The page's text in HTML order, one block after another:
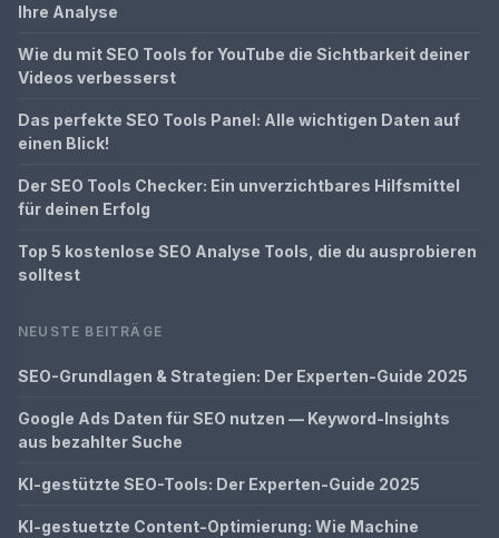
Ihre Analyse
Wie du mit SEO Tools for YouTube die Sichtbarkeit deiner
Videos verbesserst
Das perfekte SEO Tools Panel: Alle wichtigen Daten auf
einen Blick!
Der SEO Tools Checker: Ein unverzichtbares Hilfsmittel
für deinen Erfolg
Top 5 kostenlose SEO Analyse Tools, die du ausprobieren
solltest
NEUSTE BEITRÄGE
SEO-Grundlagen & Strategien: Der Experten-Guide 2025
Google Ads Daten für SEO nutzen — Keyword-Insights
aus bezahlter Suche
KI-gestützte SEO-Tools: Der Experten-Guide 2025
KI-gestuetzte Content-Optimierung: Wie Machine